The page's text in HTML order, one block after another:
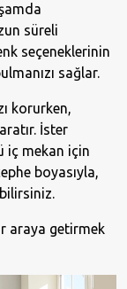
süreli
seçeneklerinin
sağlar.
korurken,
İster
iç mekan için
boyasıyla,
araya getirmek